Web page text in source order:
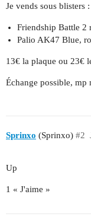
Je vends sous blisters :
Friendship Battle 2
Palio AK47 Blue,
13€ la plaque ou 23€
Échange possible, mp
Sprinxo (Sprinxo) #2
Up
1 « J'aime »